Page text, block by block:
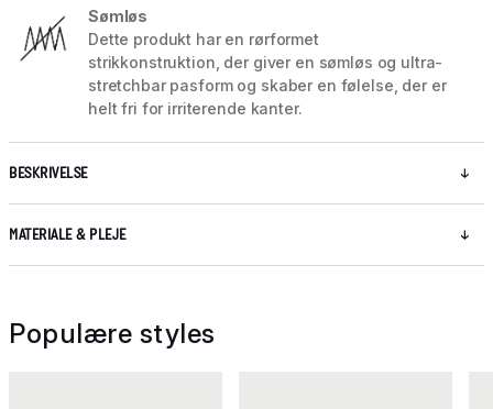
Sømløs
Dette produkt har en rørformet
strikkonstruktion, der giver en sømløs og ultra-
stretchbar pasform og skaber en følelse, der er
helt fri for irriterende kanter.
BESKRIVELSE
MATERIALE & PLEJE
Populære styles